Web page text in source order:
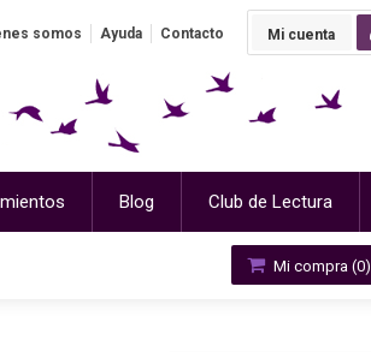
Mi cuenta
somos Ayuda Contacto
Blog Club de Lectura
Mi compra (0)